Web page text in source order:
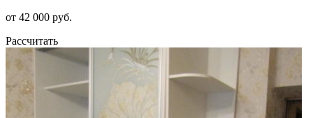
от 42 000 руб.
Рассчитать